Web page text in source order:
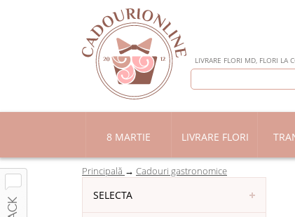
LIVRARE FLORI MD, FLORI LA
8 MARTIE LIVRARE FLORI
Principală Cadouri gastronomice
SELECTA